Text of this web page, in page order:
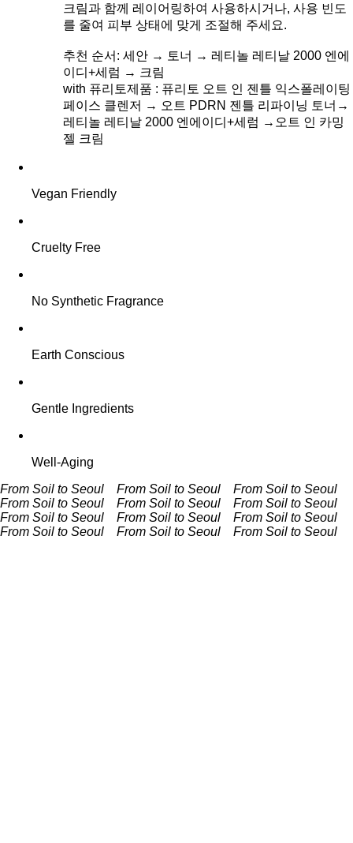
크림과 함께 레이어링하여 사용하시거나, 사용 빈도
를 줄여 피부 상태에 맞게 조절해 주세요.
추천 순서: 세안 → 토너 → 레티놀 레티날 2000 엔에
이디+세럼 → 크림
with 퓨리토제품 : 퓨리토 오트 인 젠틀 익스폴레이팅
페이스 클렌저 → 오트 PDRN 젠틀 리파이닝 토너→
레티놀 레티날 2000 엔에이디+세럼 →오트 인 카밍
젤 크림
Vegan Friendly
Cruelty Free
No Synthetic Fragrance
Earth Conscious
Gentle Ingredients
Well-Aging
From Soil to Seoul From Soil to Seoul From Soil to Seoul
From Soil to Seoul From Soil to Seoul From Soil to Seoul
From Soil to Seoul From Soil to Seoul From Soil to Seoul
From Soil to Seoul From Soil to Seoul From Soil to Seoul